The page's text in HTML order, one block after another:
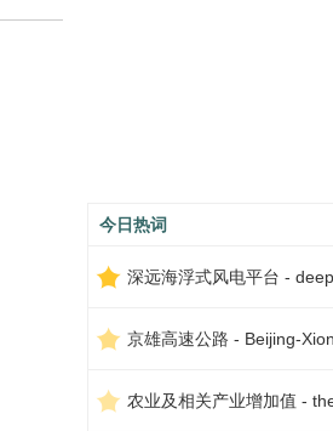
今日热词